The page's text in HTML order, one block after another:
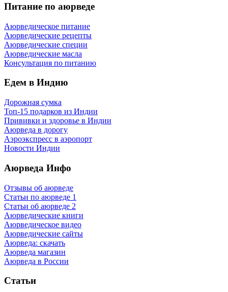
Питание по аюрведе
Аюрведическое питание
Аюрведические рецепты
Аюрведические специи
Аюрведические масла
Консультация по питанию
Едем в Индию
Дорожная сумка
Топ-15 подарков из Индии
Прививки и здоровье в Индии
Аюрведа в дорогу
Аэроэкспресс в аэропорт
Новости Индии
Аюрведа Инфо
Отзывы об аюрведе
Статьи по аюрведе 1
Статьи об аюрведе 2
Аюрведические книги
Аюрведическое видео
Аюрведические сайты
Аюрведа: скачать
Аюрведа магазин
Аюрведа в России
Статьи